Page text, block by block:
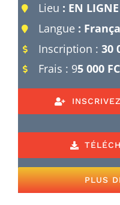
Lieu : EN LIGNE
Langue:
Inscription : 30
Frais : 95 000
PLUS